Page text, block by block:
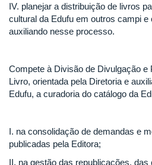
IV. planejar a distribuição de livros
cultural da Edufu em outros campi
auxiliando nesse processo.
Compete à Divisão de Divulgação e
Livro, orientada pela Diretoria e
Edufu, a curadoria do catálogo da
I. na consolidação de demandas e
publicadas pela Editora;
II. na gestão das republicações, das